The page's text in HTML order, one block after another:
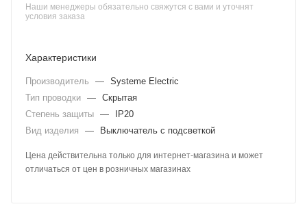
Наши менеджеры обязательно свяжутся с вами и уточнят
условия заказа
Характеристики
Производитель — Systeme Electric
Тип проводки — Скрытая
Степень защиты —
IP20
Вид изделия
— Выключатель с подсветкой
Цена действительна только для интернет-магазина и может
отличаться от цен в розничных магазинах